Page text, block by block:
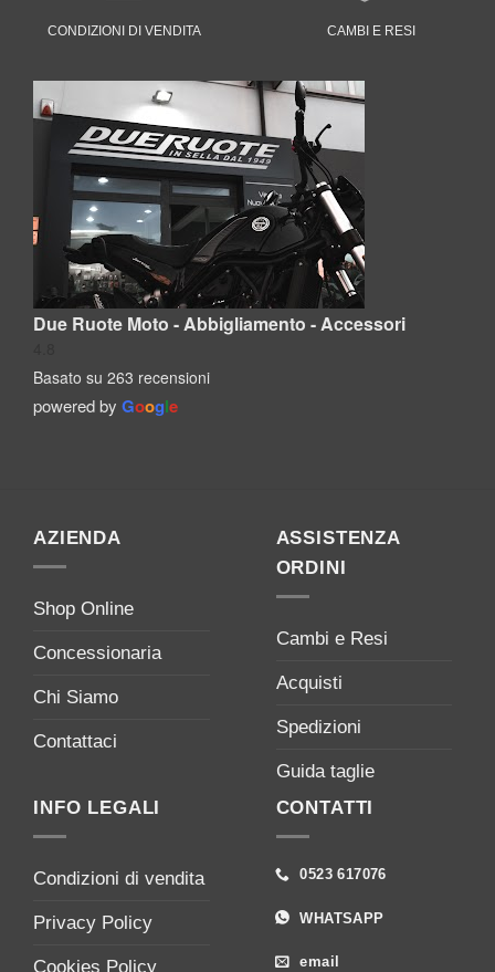
CONDIZIONI DI VENDITA CAMBI E RESI
Due Ruote Moto - Abbigliamento - Accessori
Basato su 263 recensioni
powered by Google
AZIENDA
Shop Online
Concessionaria
Chi Siamo
Contattaci
ASSISTENZA
ORDINI
Cambi e Resi
Acquisti
Spedizioni
Guida taglie
INFO LEGALI
Condizioni di vendita
Privacy Policy
Cookies Policy
CONTATTI
0523 617076
WHATSAPP
email